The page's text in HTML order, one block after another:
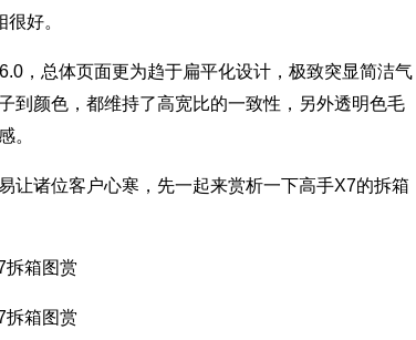
好。
，总体页面更为趋于扁平化设计，极致突显简洁气
到颜色，都维持了高宽比的一致性，另外透明色毛
。
让诸位客户心寒，先一起来赏析一下高手X7的拆箱